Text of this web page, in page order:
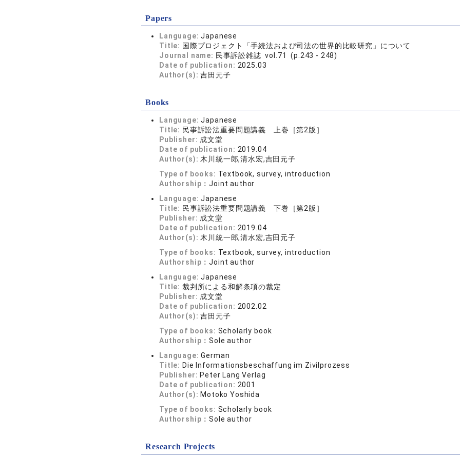
Papers
Language:Japanese
Title: 国際プロジェクト「手続法および司法の世界的比較研究」について
Journal name: 民事訴訟雑誌 vol.71 (p.243 - 248)
Date of publication: 2025.03
Author(s):吉田元子
Books
Language:Japanese
Title: 民事訴訟法重要問題講義 上巻［第2版］
Publisher: 成文堂
Date of publication: 2019.04
Author(s): 木川統一郎,清水宏,吉田元子
Type of books: Textbook, survey, introduction
Authorship：Joint author
Language:Japanese
Title: 民事訴訟法重要問題講義 下巻［第2版］
Publisher: 成文堂
Date of publication: 2019.04
Author(s): 木川統一郎,清水宏,吉田元子
Type of books: Textbook, survey, introduction
Authorship：Joint author
Language:Japanese
Title: 裁判所による和解条項の裁定
Publisher: 成文堂
Date of publication: 2002.02
Author(s):吉田元子
Type of books: Scholarly book
Authorship：Sole author
Language:German
Title: Die Informationsbeschaffung im Zivilprozess
Publisher: Peter Lang Verlag
Date of publication: 2001
Author(s): Motoko Yoshida
Type of books: Scholarly book
Authorship：Sole author
Research Projects